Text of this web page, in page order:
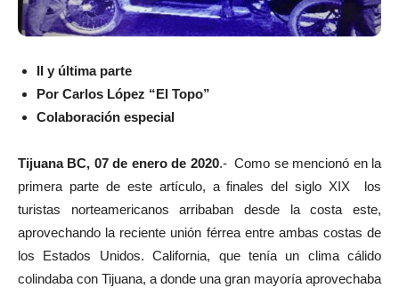
II y última parte
Por Carlos López “El Topo”
Colaboración especial
Tijuana BC, 07 de enero de 2020.- Como se mencionó en la
primera parte de este artículo, a finales del siglo XIX los
turistas norteamericanos arribaban desde la costa este,
aprovechando la reciente unión férrea entre ambas costas de
los Estados Unidos. California, que tenía un clima cálido
colindaba con Tijuana, a donde una gran mayoría aprovechaba